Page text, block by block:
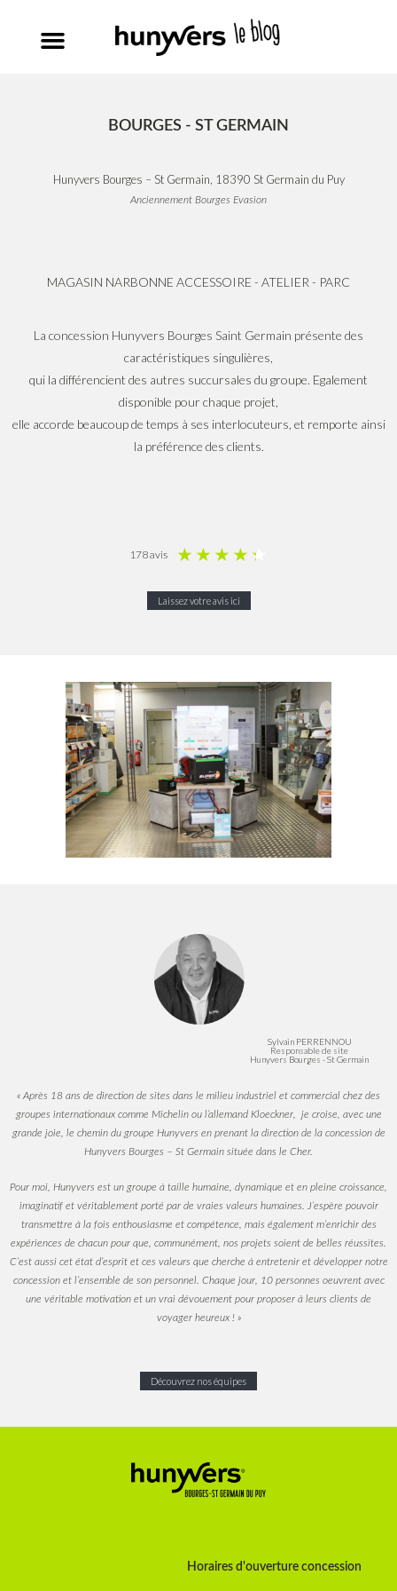
BOURGES - ST GERMAIN
Hunyvers Bourges – St Germain, 18390 St Germain du Puy
Anciennement Bourges Evasion
MAGASIN NARBONNE ACCESSOIRE - ATELIER - PARC
La concession Hunyvers Bourges Saint Germain présente des
caractéristiques singulières,
qui la différencient des autres succursales du groupe. Egalement
disponible pour chaque projet,
elle accorde beaucoup de temps à ses interlocuteurs, et remporte ainsi
la préférence des clients.
178 avis ★ ★ ★ ★ ★
Laissez votre avis ici
Sylvain PERRENNOU
Responsable de site
Hunyvers Bourges - St Germain
« Après 18 ans de direction de sites dans le milieu industriel et commercial chez des
groupes internationaux comme Michelin ou l’allemand Kloeckner, je croise, avec une
grande joie, le chemin du groupe Hunyvers en prenant la direction de la concession de
Hunyvers Bourges – St Germain située dans le Cher.
Pour moi, Hunyvers est un groupe à taille humaine, dynamique et en pleine croissance,
imaginatif et véritablement porté par de vraies valeurs humaines. J’espère pouvoir
transmettre à la fois enthousiasme et compétence, mais également m’enrichir des
expériences de chacun pour que, communément, nos projets soient de belles réussites.
C’est aussi cet état d’esprit et ces valeurs que cherche à entretenir et développer notre
concession et l’ensemble de son personnel. Chaque jour, 10 personnes oeuvrent avec
une véritable motivation et un vrai dévouement pour proposer à leurs clients de
voyager heureux ! »
Découvrez nos équipes
Horaires d'ouverture concession